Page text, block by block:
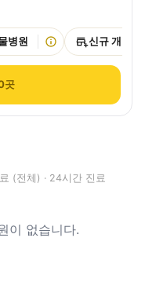
병원 신규 개원
곳
(전체) · 24시간 진료
이 없습니다.